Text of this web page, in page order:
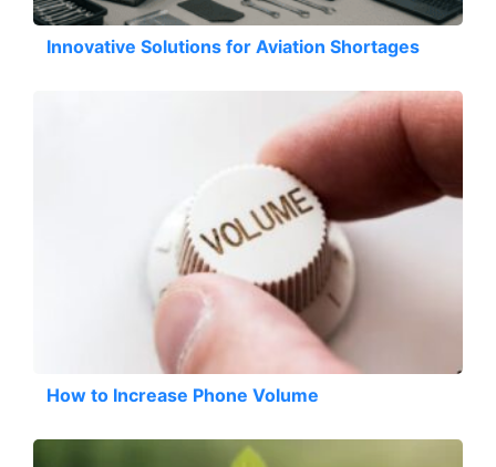
Innovative Solutions for Aviation Shortages
How to Increase Phone Volume